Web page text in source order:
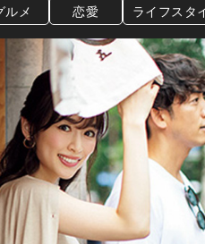
ルメ 恋愛 ライフスタ